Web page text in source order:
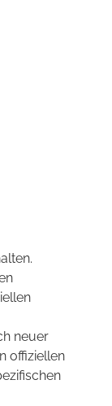
neuer
offiziellen